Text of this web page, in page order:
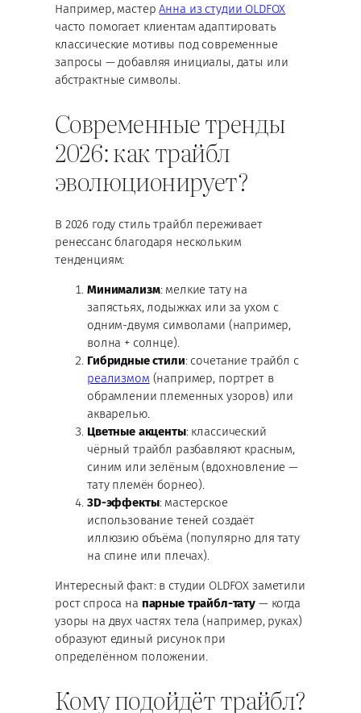
Например, мастерАнна из студии OLDFOX
часто помогает клиентам адаптировать
классические мотивы под современные
запросы — добавляя инициалы, даты или
абстрактные символы.
Современные тренды
2026: как трайбл
эволюционирует?
В 2026 году стиль трайбл переживает
ренессанс благодаря нескольким
тенденциям:
Минимализм: мелкие тату на
запястьях, лодыжках или за ухом с
одним-двумя символами (например,
волна + солнце).
Гибридные стили: сочетание трайбл с
реализмом (например, портрет в
обрамлении племенных узоров) или
акварелью.
Цветные акценты: классический
чёрный трайбл разбавляют красным,
синим или зелёным (вдохновление —
тату племён борнео).
3D-эффекты: мастерское
использование теней создаёт
иллюзию объёма (популярно для тату
на спине или плечах).
Интересный факт: в студии OLDFOX заметили
рост спроса на парные трайбл-тату — когда
узоры на двух частях тела (например, руках)
образуют единый рисунок при
определённом положении.
Кому подойдёт трайбл?